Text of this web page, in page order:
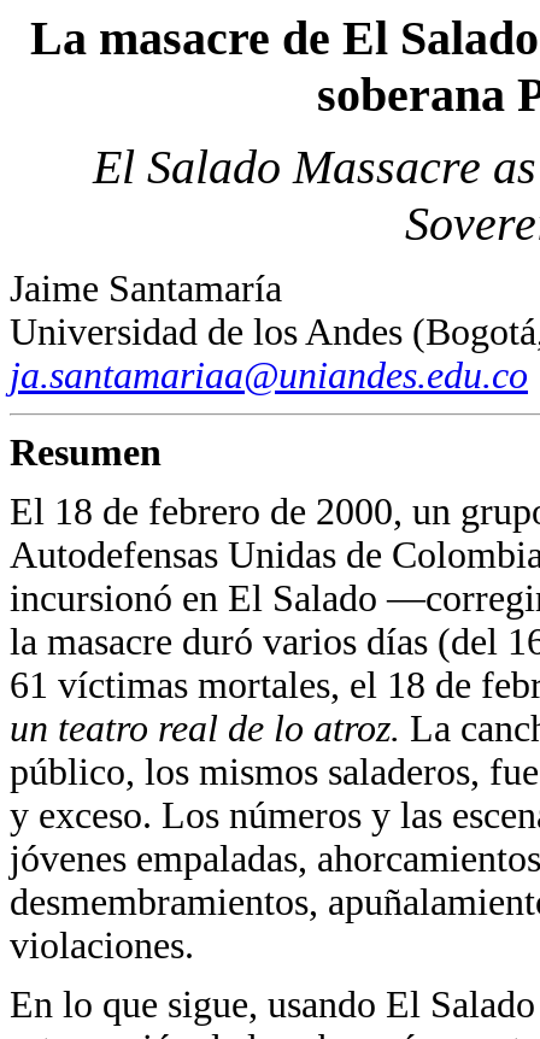
La masacre de El
soberana
El Salado Massacre
Jaime Santamaría
Universidad de los Andes
ja.santamariaa@uniandes.edu.co
Resumen
El 18 de febrero de 2000, un
Autodefensas Unidas de
incursionó en El Salado
la masacre duró varios días (del
61 víctimas mortales, el 18 de
un teatro real de lo atroz. La
público, los mismos saladeros,
y exceso. Los números y las
jóvenes empaladas,
desmembramientos,
violaciones.
En lo que sigue, usando El